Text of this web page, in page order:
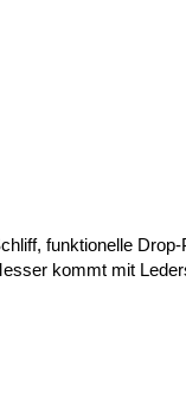
funktionelle
kommt mit